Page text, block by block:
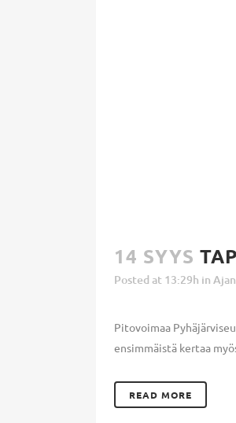
14 SYYS
Posted at 13:29h in
Pitovoimaa
ensimmäistä kertaa
READ MORE